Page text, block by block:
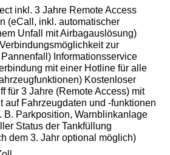
inkl. 3 Jahre Remote Access
(eCall, inkl. automatischer
Unfall mit Airbagauslösung)
zur
Informationsservice
mit einer Hotline für alle
Kostenloser
für 3 Jahre (Remote Access) mit
auf Fahrzeugdaten und -funktionen
B. Parkposition, Warnblinkanlage
Status der Tankfüllung
dem 3. Jahr optional möglich)